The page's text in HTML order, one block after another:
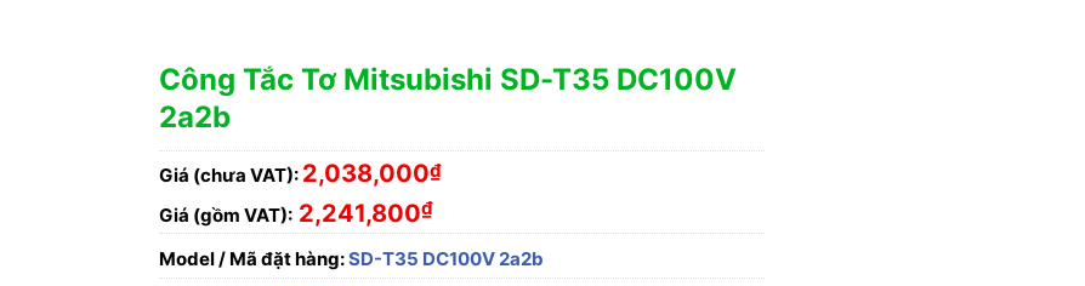
Công Tắc Tơ Mitsubishi SD-T35 DC100V
2a2b
Giá (chưa VAT): 2,038,000₫
Giá (gồm VAT): 2,241,800₫
Model / Mã đặt hàng:SD-T35 DC100V 2a2b